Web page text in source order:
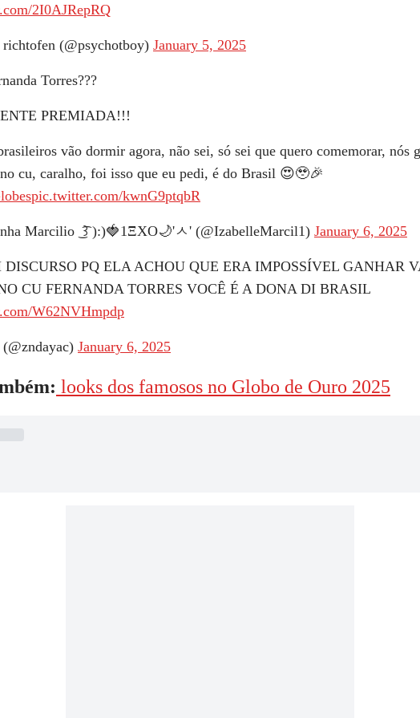
2I0AJRepRQ
(@psychotboy) January 5, 2025
Torres???
PREMIADA!!!
vão dormir agora, não sei, só sei que quero comemorar, nós
cu, caralho, foi isso que eu pedi, é do Brasil 😍🥹🎉
pic.twitter.com/kwnG9ptqbR
Marcilio ͜ ͡꒱ ):)🍓1ΞXO🌙'ㅅ' (@IzabelleMarcil1) January 6, 2025
DISCURSO PQ ELA ACHOU QUE ERA IMPOSSÍVEL GANHAR
CU FERNANDA TORRES VOCÊ É A DONA DI BRASIL
W62NVHmpdp
January 6, 2025
looks dos famosos no Globo de Ouro 2025